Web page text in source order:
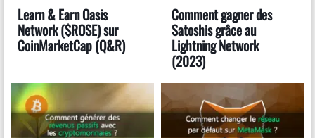
Learn & Earn Oasis
Network ($ROSE) sur
CoinMarketCap (Q&R)
Comment gagner des
Satoshis grâce au
Lightning Network
(2023)